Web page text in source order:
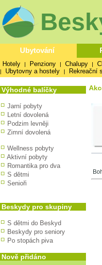
Ubytování
Hotely | Penziony | Chalupy |
| Ubytovny a hostely | Rekreační
Výhodné balíčky
Jarní pobyty
Letní dovolená
Podzim levněji
Zimní dovolená
Wellness pobyty
Aktivní pobyty
Romantika pro dva
S dětmi
Senioři
Beskydy pro skupiny
S dětmi do Beskyd
Beskydy pro seniory
Po stopách piva
Nově přidáno